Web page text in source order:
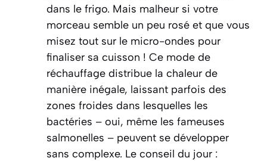
dans le frigo. Mais malheur si votre
morceau semble un peu rosé et que vous
misez tout sur le micro-ondes pour
finaliser sa cuisson ! Ce mode de
réchauffage distribue la chaleur de
manière inégale, laissant parfois des
zones froides dans lesquelles les
bactéries – oui, même les fameuses
salmonelles – peuvent se développer
sans complexe. Le conseil du jour :